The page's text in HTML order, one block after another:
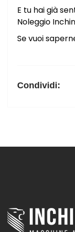
E tu hai già
Noleggio
Se vuoi
Condividi: